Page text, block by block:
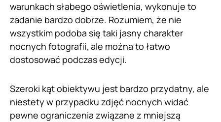
warunkach słabego oświetlenia, wykonuje to
zadanie bardzo dobrze. Rozumiem, że nie
wszystkim podoba się taki jasny charakter
nocnych fotografii, ale można to łatwo
dostosować podczas edycji.
Szeroki kąt obiektywu jest bardzo przydatny, ale
niestety w przypadku zdjęć nocnych widać
pewne ograniczenia związane z mniejszą